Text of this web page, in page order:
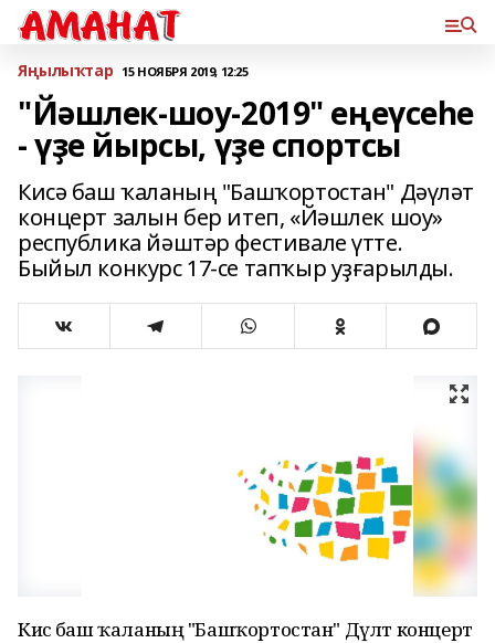
Яңылыҡтар 15 НОЯБРЯ 2019, 12:25
"Йәшлек-шоу-2019" еңеүсеһе
- үҙе йырсы, үҙе спортсы
Кисә баш ҡаланың "Башҡортостан" Дәүләт
концерт залын бер итеп, «Йәшлек шоу»
республика йәштәр фестивале үтте.
Быйыл конкурс 17-се тапҡыр уҙғарылды.
Кисә баш ҡаланың "Башҡортостан" Дәүләт концерт